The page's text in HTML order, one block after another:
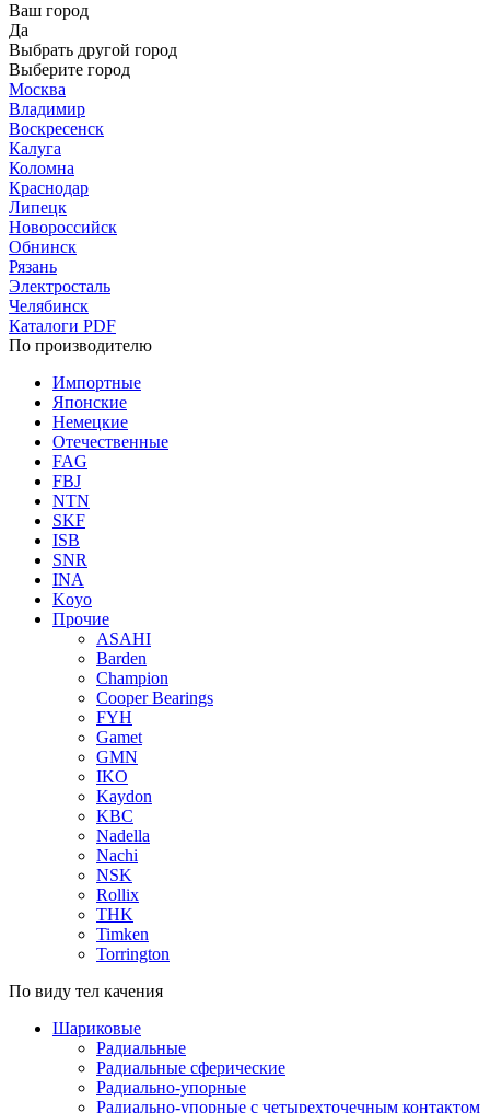
Ваш город
Да
Выбрать другой город
Выберите город
Москва
Владимир
Воскресенск
Калуга
Коломна
Краснодар
Липецк
Новороссийск
Обнинск
Рязань
Электросталь
Челябинск
Каталоги PDF
По производителю
Импортные
Японские
Немецкие
Отечественные
FAG
FBJ
NTN
SKF
ISB
SNR
INA
Koyo
Прочие
ASAHI
Barden
Champion
Cooper Bearings
FYH
Gamet
GMN
IKO
Kaydon
KBC
Nadella
Nachi
NSK
Rollix
THK
Timken
Torrington
По виду тел качения
Шариковые
Радиальные
Радиальные сферические
Радиально-упорные
Радиально-упорные с четырехточечным контактом